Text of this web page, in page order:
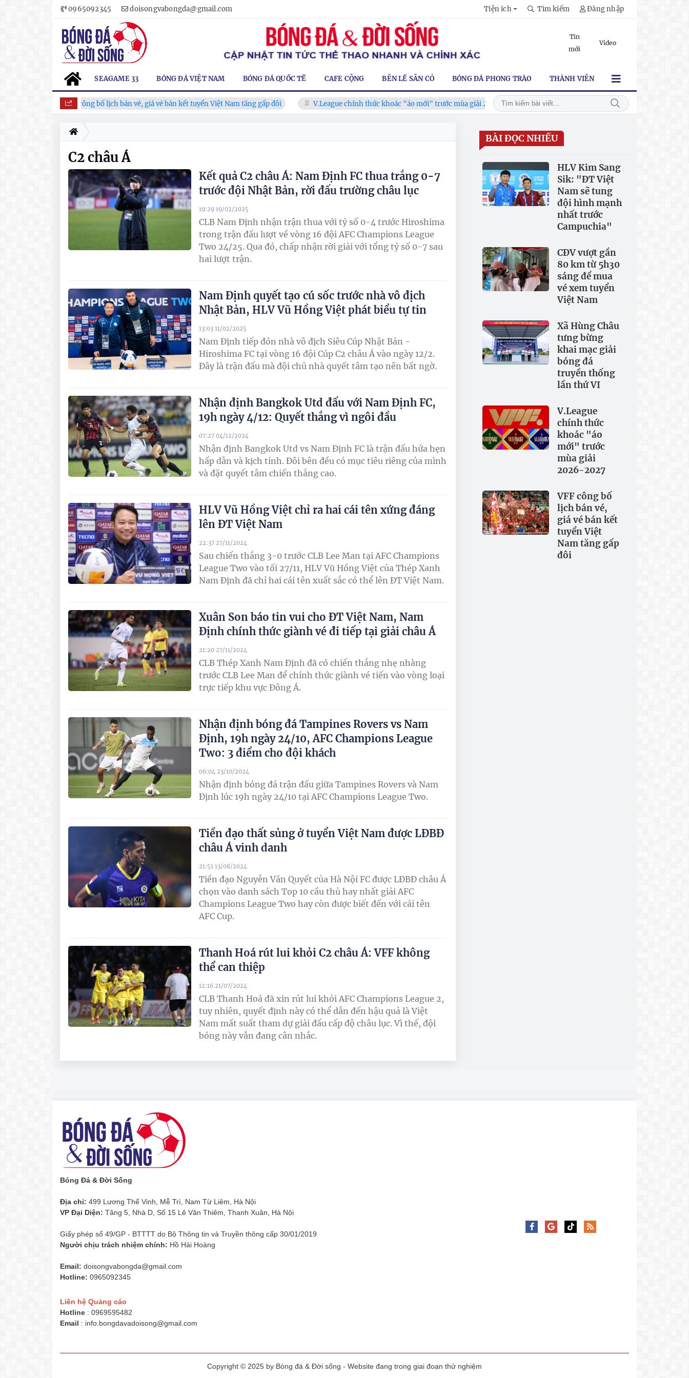
0965092345 doisongvabongda@gmail.com Tiện ích Tìm kiếm Đăng nhập
Tin
mới
Video
SEAGAME 33 BÓNG ĐÁ VIỆT NAM BÓNG ĐÁ QUỐC TẾ CAFE CỘNG BÊN LỀ SÂN CỎ BÓNG ĐÁ PHONG TRÀO THÀNH VIÊN
VFF công bố lịch bán vé, giá vé bán kết tuyển Việt Nam tăng gấp đôi V.League chính thức khoác "áo mới" trước mùa giải 2026-2027 Xã Hùng Châu tưng bừng khai mạc giải bóng
C2 châu Á
Kết quả C2 châu Á: Nam Định FC thua trắng 0-7
trước đội Nhật Bản, rời đấu trường châu lục
CLB Nam Định nhận trận thua với tỷ số 0-4 trước Hiroshima
trong trận đấu lượt về vòng 16 đội AFC Champions League
Two 24/25. Qua đó, chấp nhận rời giải với tổng tỷ số 0-7 sau
hai lượt trận.
19:29 19/02/2025
Nam Định quyết tạo cú sốc trước nhà vô địch
Nhật Bản, HLV Vũ Hồng Việt phát biểu tự tin
Nam Định tiếp đón nhà vô địch Siêu Cúp Nhật Bản -
Hiroshima FC tại vòng 16 đội Cúp C2 châu Á vào ngày 12/2.
Đây là trận đấu mà đội chủ nhà quyết tâm tạo nên bất ngờ.
13:03 11/02/2025
Nhận định Bangkok Utd đấu với Nam Định FC,
19h ngày 4/12: Quyết thắng vì ngôi đầu
Nhận định Bangkok Utd vs Nam Định FC là trận đấu hứa hẹn
hấp dẫn và kịch tính. Đôi bên đều có mục tiêu riêng của mình
và đặt quyết tâm chiến thắng cao.
07:27 04/12/2024
HLV Vũ Hồng Việt chỉ ra hai cái tên xứng đáng
lên ĐT Việt Nam
Sau chiến thắng 3-0 trước CLB Lee Man tại AFC Champions
League Two vào tối 27/11, HLV Vũ Hồng Việt của Thép Xanh
Nam Định đã chỉ hai cái tên xuất sắc có thể lên ĐT Việt Nam.
22:37 27/11/2024
Xuân Son báo tin vui cho ĐT Việt Nam, Nam
Định chính thức giành vé đi tiếp tại giải châu Á
CLB Thép Xanh Nam Định đã có chiến thắng nhẹ nhàng
trước CLB Lee Man để chính thức giành vé tiến vào vòng loại
trực tiếp khu vực Đông Á.
21:20 27/11/2024
Nhận định bóng đá Tampines Rovers vs Nam
Định, 19h ngày 24/10, AFC Champions League
Two: 3 điểm cho đội khách
Nhận định bóng đá trận đấu giữa Tampines Rovers và Nam
Định lúc 19h ngày 24/10 tại AFC Champions League Two.
06:04 23/10/2024
Tiền đạo thất sủng ở tuyển Việt Nam được LĐBĐ
châu Á vinh danh
Tiền đạo Nguyễn Văn Quyết của Hà Nội FC được LĐBĐ châu Á
chọn vào danh sách Top 10 cầu thủ hay nhất giải AFC
Champions League Two hay còn được biết đến với cái tên
AFC Cup.
21:51 13/08/2024
Thanh Hoá rút lui khỏi C2 châu Á: VFF không
thể can thiệp
CLB Thanh Hoá đã xin rút lui khỏi AFC Champions League 2,
tuy nhiên, quyết định này có thể dẫn đến hậu quả là Việt
Nam mất suất tham dự giải đấu cấp độ châu lục. Vì thế, đội
bóng này vẫn đang cân nhắc.
12:16 21/07/2024
BÀI ĐỌC NHIỀU
HLV Kim Sang
Sik: "ĐT Việt
Nam sẽ tung
đội hình mạnh
nhất trước
Campuchia"
CĐV vượt gần
80 km từ 5h30
sáng để mua
vé xem tuyển
Việt Nam
Xã Hùng Châu
tưng bừng
khai mạc giải
bóng đá
truyền thống
lần thứ VI
V.League
chính thức
khoác "áo
mới" trước
mùa giải
2026-2027
VFF công bố
lịch bán vé,
giá vé bán kết
tuyển Việt
Nam tăng gấp
đôi
Bóng Đá & Đời Sống
Địa chỉ: 499 Lương Thế Vinh, Mễ Trì, Nam Từ Liêm, Hà Nội
VP Đại Diện: Tâng 5, Nhà D, Số 15 Lê Văn Thiêm, Thanh Xuân, Hà Nội
Giấy phép số 49/GP - BTTTT do Bộ Thông tin và Truyền thông cấp 30/01/2019
Người chịu trách nhiệm chính: Hồ Hải Hoàng
Email: doisongvabongda@gmail.com
Hotline: 0965092345
Liên hệ Quảng cáo
Hotline : 0969595482
Email : info.bongdavadoisong@gmail.com
Copyright © 2025 by Bóng đá & Đời sống - Website đang trong giai đoạn thử nghiệm